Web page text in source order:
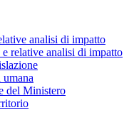
analisi di impatto
relative analisi di impatto
umana
del Ministero